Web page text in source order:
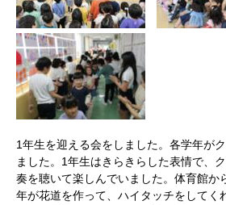
1年生を迎える会をしました。各学年が
ました。1年生はきらきらした表情で、
奏を聴いて楽しんでいました。体育館か
年が花道を作って、ハイタッチをしてく